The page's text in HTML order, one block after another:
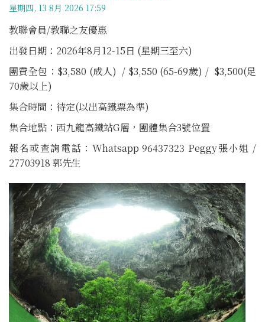
星期四, 13 8月 2026 17:59
教聯會員/教聯之友優惠
出發日期：2026年8月12-15日 (星期三至六)
團費全包：$3,580 (成人) / $3,550 (65-69歲) / $3,500(足
70歲以上)
集合時間：待定(以出高鐵票為準)
集合地點：西九龍高鐵站G層，團體集合3號位置
報名或查詢電話：Whatsapp 96437323 Peggy張小姐 /
27703918 郭先生